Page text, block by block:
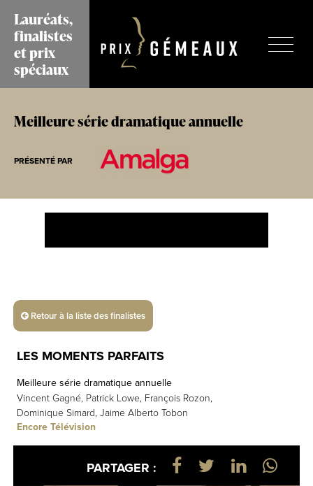
contenu
principal
Lauréats,
finalistes
et prix
spéciaux
Meilleure série dramatique annuelle
PRÉSENTÉ PAR
Retour à la liste des finalistes
LES MOMENTS PARFAITS
Meilleure série dramatique annuelle
Vincent Gagné, Patrick Lowe, François Rozon,
Dominique Simard, Jaime Alberto Tobon
Encore Télévision
PARTAGER :